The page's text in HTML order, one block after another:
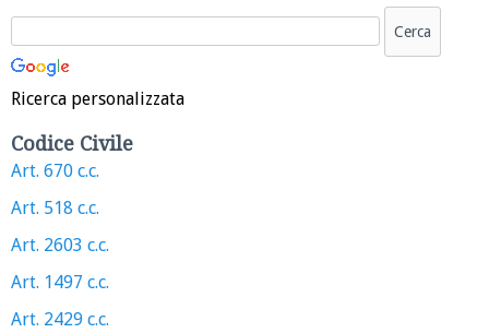
Ricerca personalizzata
Codice Civile
Art. 670 c.c.
Art. 518 c.c.
Art. 2603 c.c.
Art. 1497 c.c.
Art. 2429 c.c.